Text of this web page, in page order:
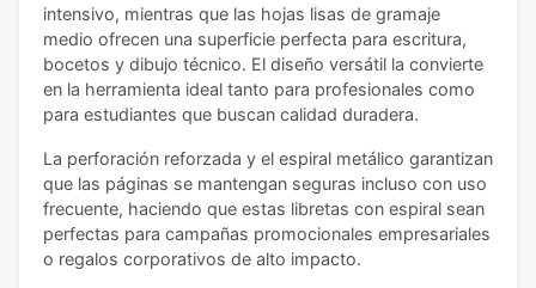
intensivo, mientras que las hojas lisas de gramaje
medio ofrecen una superficie perfecta para escritura,
bocetos y dibujo técnico. El diseño versátil la convierte
en la herramienta ideal tanto para profesionales como
para estudiantes que buscan calidad duradera.
La perforación reforzada y el espiral metálico garantizan
que las páginas se mantengan seguras incluso con uso
frecuente, haciendo que estas libretas con espiral sean
perfectas para campañas promocionales empresariales
o regalos corporativos de alto impacto.